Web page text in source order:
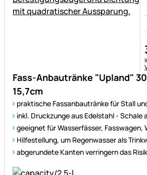
Fass-Anbautränke "Upland"
15,7cm
praktische Fassanbautränke für Stall
inkl. Druckzunge aus Edelstahl - Schale
geeignet für Wasserfässer, Fasswagen,
Hilfestellung, um Regenwasser als
abgerundete Kanten verringern das